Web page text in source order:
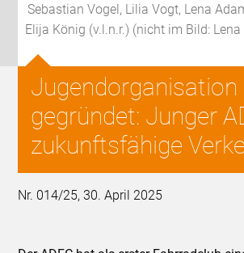
Sebastian Vogel, Lilia Vogt, Lena
Elija König (v.l.n.r.) (nicht im Bild:
Jugendorganisation
gegründet: Junger
zukunftsfähige
Nr. 014/25, 30. April 2025